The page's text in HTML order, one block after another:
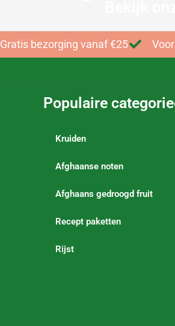
Gratis bezorging vanaf €25
Populaire
Kruiden
Afghaanse noten
Afghaans gedroogd fruit
Recept paketten
Rijst